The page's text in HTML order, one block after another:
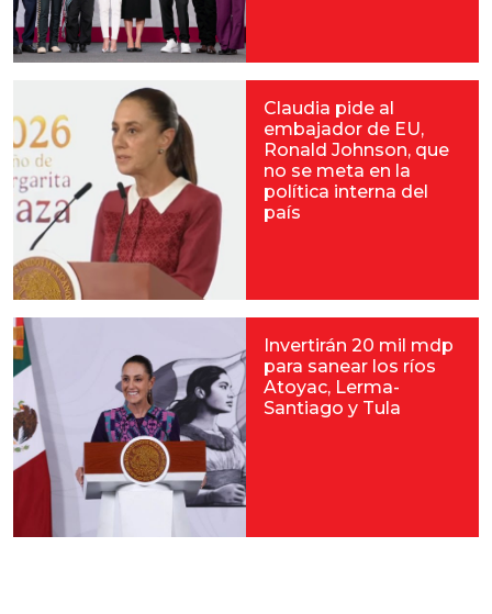
Claudia pide al
embajador de EU,
Ronald Johnson, que
no se meta en la
política interna del
país
Invertirán 20 mil mdp
para sanear los ríos
Atoyac, Lerma-
Santiago y Tula